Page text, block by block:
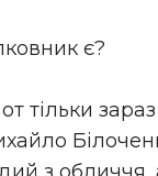
є?
тільки